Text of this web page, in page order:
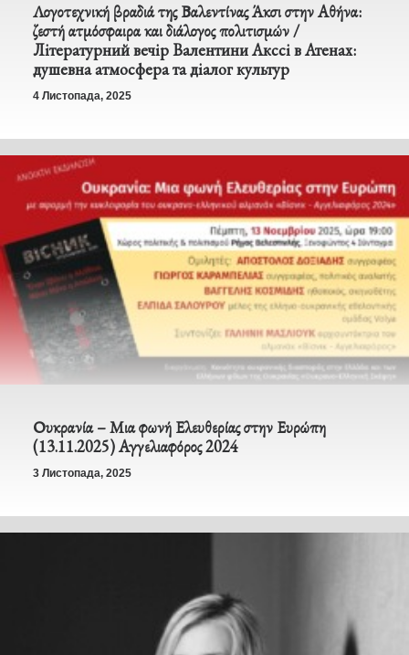
Λογοτεχνική βραδιά της Βαλεντίνας Άκσι στην Αθήνα:
ζεστή ατμόσφαιρα και διάλογος πολιτισμών /
Літературний вечір Валентини Акссі в Атенах:
душевна атмосфера та діалог культур
4 Листопада, 2025
Ουκρανία – Μια φωνή Ελευθερίας στην Ευρώπη
(13.11.2025) Αγγελιαφόρος 2024
3 Листопада, 2025